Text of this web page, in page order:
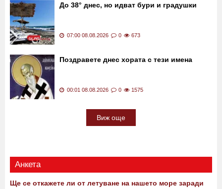
До 38° днес, но идват бури и градушки
07:00 08.08.2026 0 673
Поздравете днес хората с тези имена
00:01 08.08.2026 0 1575
Виж още
Анкета
Ще се откажете ли от летуване на нашето море заради